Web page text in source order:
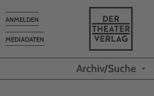
MEDIADATEN
Toggle
navigation
ANMELDEN
Archiv/Suche